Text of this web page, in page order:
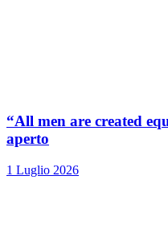
“All men are created
aperto
1 Luglio 2026